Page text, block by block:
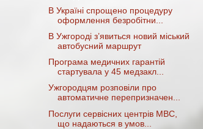
В Україні спрощено процедуру
оформлення безробітни...
В Ужгороді з’явиться новий міський
автобусний маршрут
Програма медичних гарантій
стартувала у 45 медзакл...
Ужгородцям розповіли про
автоматичне перепризначен...
Послуги сервісних центрів МВС,
що надаються в умов...